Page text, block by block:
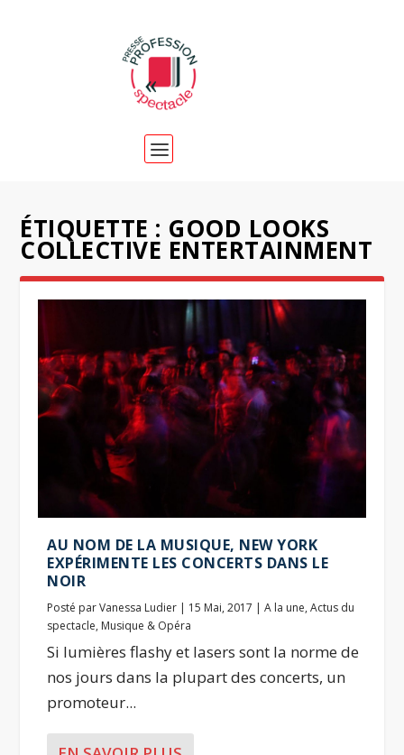
ÉTIQUETTE : GOOD LOOKS
COLLECTIVE ENTERTAINMENT
AU NOM DE LA MUSIQUE, NEW YORK
EXPÉRIMENTE LES CONCERTS DANS LE
NOIR
Posté parVanessa Ludier | 15 Mai, 2017 |A la une,Actus du
spectacle, Musique & Opéra
Si lumières flashy et lasers sont la norme de
nos jours dans la plupart des concerts, un
promoteur...